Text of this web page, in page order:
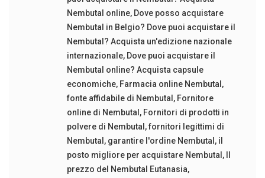
Nembutal online, Dove posso acquistare
Nembutal in Belgio? Dove puoi acquistare il
Nembutal? Acquista un'edizione nazionale
internazionale, Dove puoi acquistare il
Nembutal online? Acquista capsule
economiche, Farmacia online Nembutal ,
fonte affidabile di Nembutal , Fornitore
online di Nembutal , Fornitori di prodotti in
polvere di Nembutal ,fornitori legittimi di
Nembutal , garantire l'ordine Nembutal , il
posto migliore per acquistare Nembutal ,
prezzo del Nembutal Eutanasia,